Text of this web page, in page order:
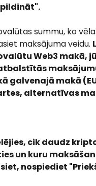
maksājuma veidu.
Web3 makā,
galvenajā makā
alternatīvas
un kuru
nospiediet